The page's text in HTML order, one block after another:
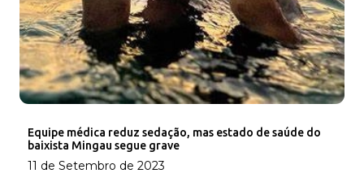
Equipe médica reduz sedação, mas estado de saúde do
baixista Mingau segue grave
11 de Setembro de 2023